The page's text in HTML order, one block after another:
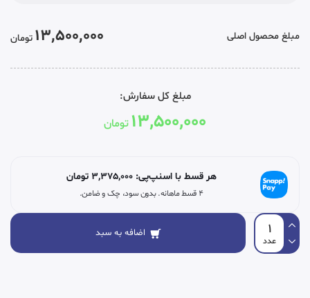
مبلغ محصول اصلی 13,500,000 تومان
مبلغ کل سفارش:
13,500,000تومان
هر قسط با اسنپ‌پی:3,375,000 تومان
۴ قسط ماهانه. بدون سود، چک و ضامن.
اضافه به سبد